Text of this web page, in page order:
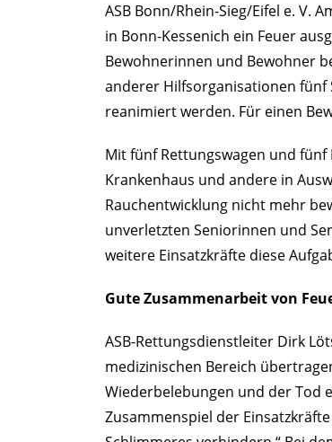
ASB Bonn/Rhein-Sieg/Eifel e. V.
in Bonn-Kessenich ein Feuer
Bewohnerinnen und Bewohner
anderer Hilfsorganisationen fünf
reanimiert werden. Für einen
Mit fünf Rettungswagen und
Krankenhaus und andere in
Rauchentwicklung nicht mehr
unverletzten Seniorinnen und
weitere Einsatzkräfte diese
Gute Zusammenarbeit von
ASB-Rettungsdienstleiter Dirk
medizinischen Bereich
Wiederbelebungen und der Tod
Zusammenspiel der